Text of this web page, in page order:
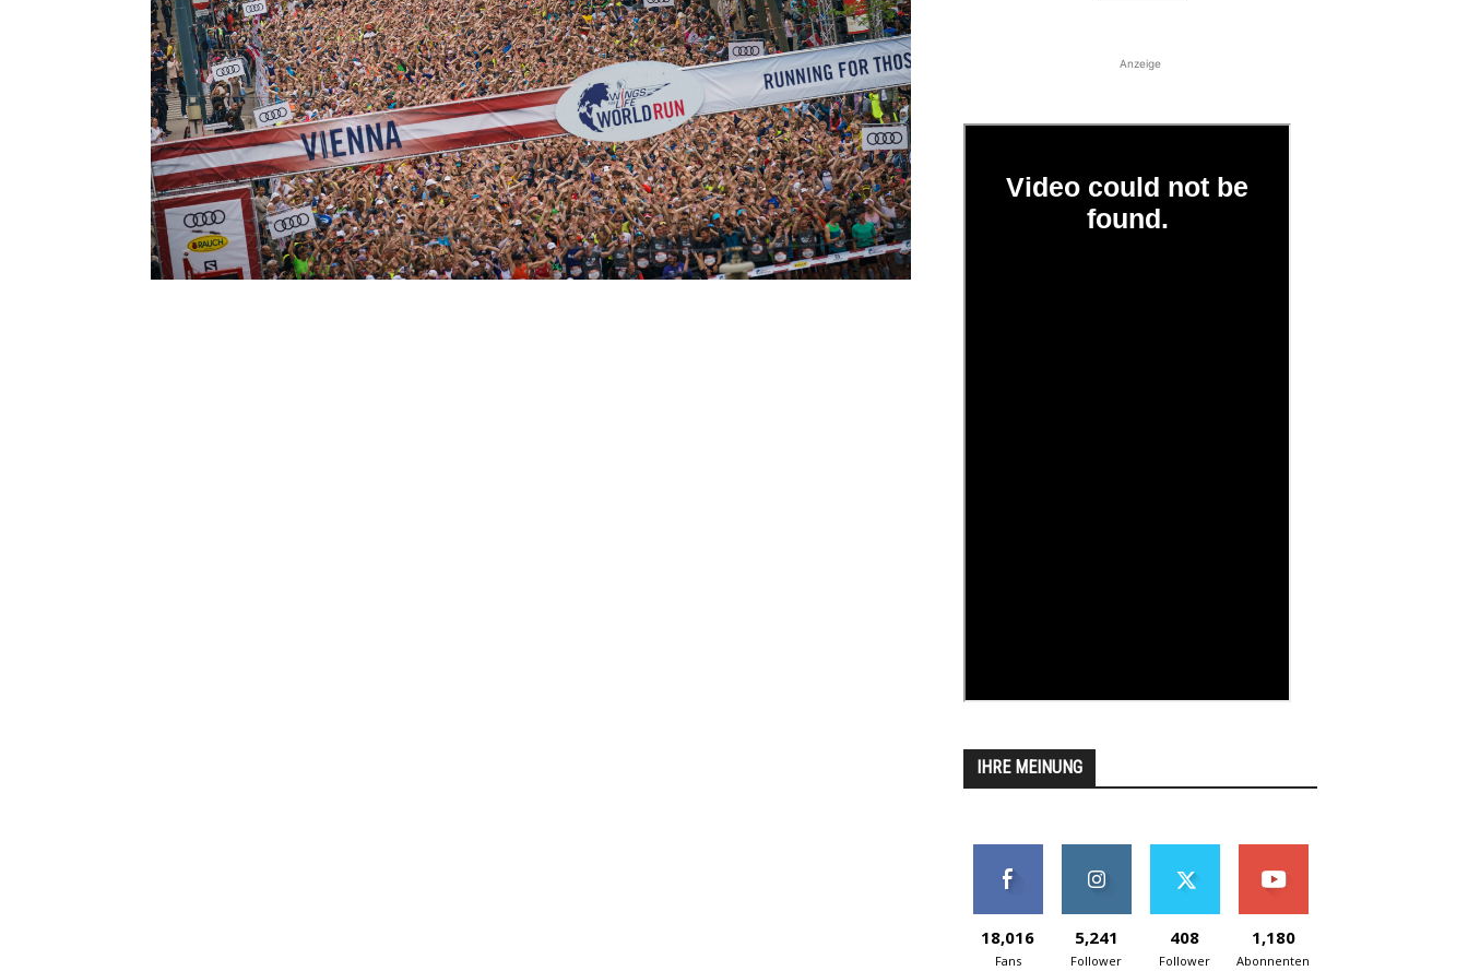
Anzeige
IHRE MEINUNG
18,016
Fans
5,241
Follower
408
Follower
1,180
Abonnenten